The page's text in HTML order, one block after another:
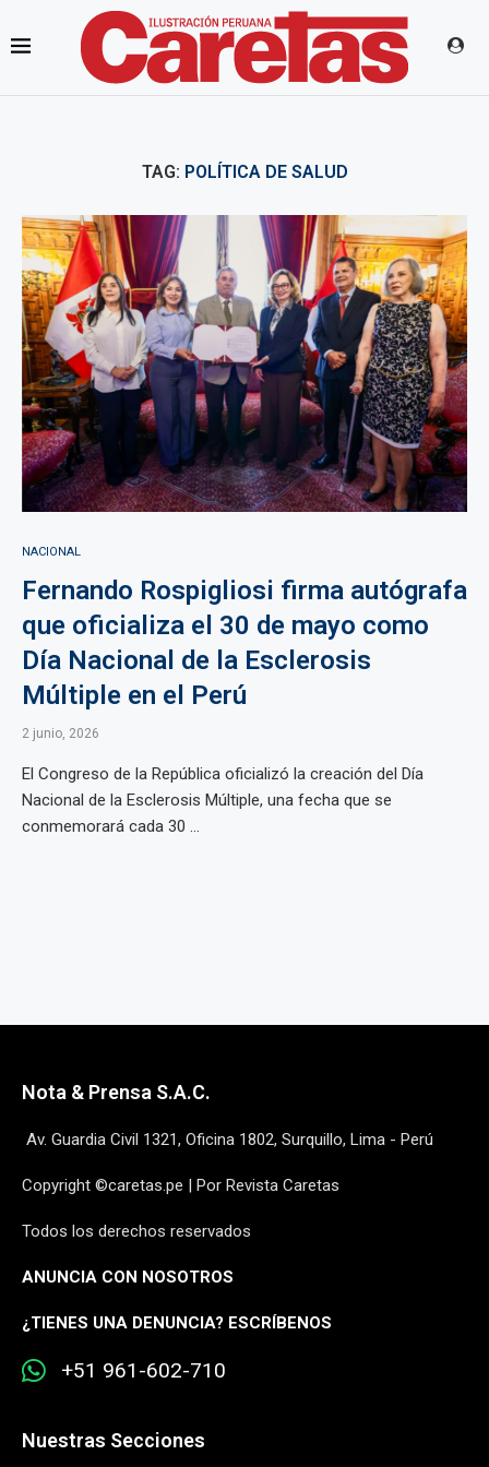
TAG: POLÍTICA DE SALUD
NACIONAL
Fernando Rospigliosi firma autógrafa
que oficializa el 30 de mayo como
Día Nacional de la Esclerosis
Múltiple en el Perú
2 junio, 2026
El Congreso de la República oficializó la creación del Día
Nacional de la Esclerosis Múltiple, una fecha que se
conmemorará cada 30 ...
Nota & Prensa S.A.C.
Av. Guardia Civil 1321, Oficina 1802, Surquillo, Lima - Perú
Copyright ©caretas.pe | Por Revista Caretas
Todos los derechos reservados
ANUNCIA CON NOSOTROS
¿TIENES UNA DENUNCIA? ESCRÍBENOS
+51 961-602-710
Nuestras Secciones